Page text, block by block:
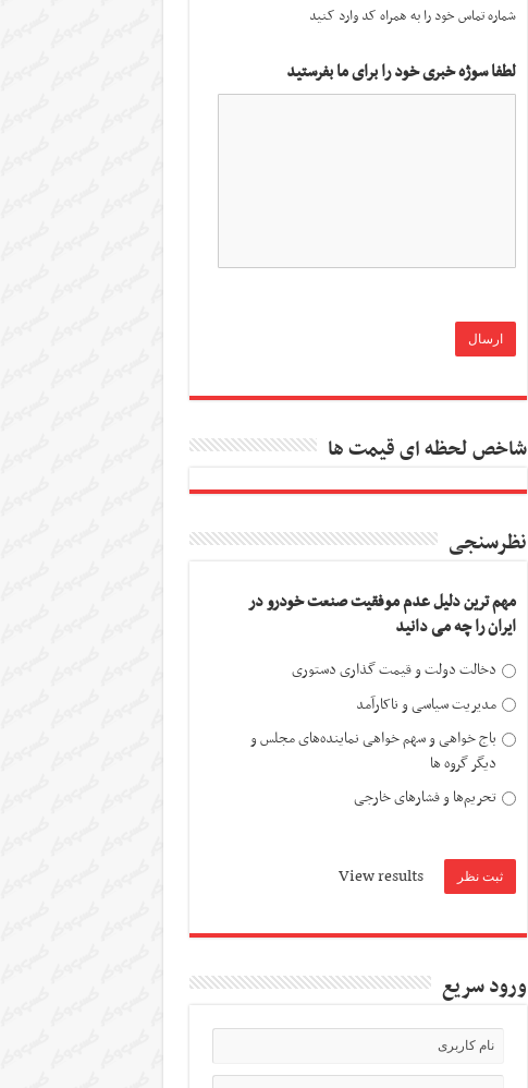
شماره تماس خود را به همراه کد وارد کنید
لطفا سوژه خبری خود را برای ما بفرستید
شاخص لحظه ای قیمت ها
نظرسنجی
مهم ترین دلیل عدم موفقیت صنعت خودرو در
ایران را چه می دانید
دخالت دولت و قیمت گذاری دستوری
مدیریت سیاسی و ناکارآمد
باج خواهی و سهم خواهی نماینده‌های مجلس و
دیگر گروه ها
تحریم‌ها و فشارهای خارجی
View results
ورود سریع